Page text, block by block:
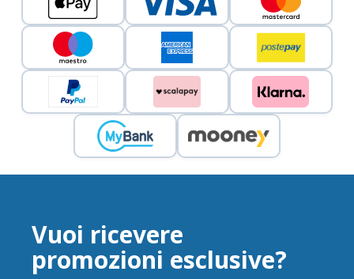
Vuoi ricevere
promozioni esclusive?